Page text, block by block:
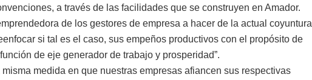
a través de las facilidades que se construyen en Amador.
de los gestores de empresa a hacer de la actual coyuntura
si tal es el caso, sus empeños productivos con el propósito de
de eje generador de trabajo y prosperidad”.
medida en que nuestras empresas afiancen sus respectivas